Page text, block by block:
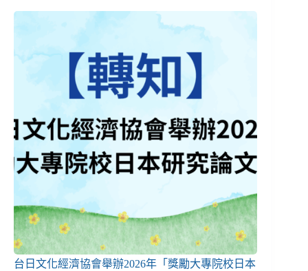
台日文化經濟協會舉辦2026年「獎勵大專院校日本